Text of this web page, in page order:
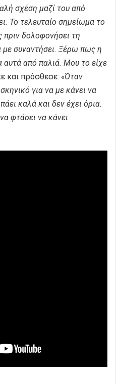
σχέση μαζί του από
Το τελευταίο σημείωμα το
πριν δολοφονήσει τη
με συναντήσει. Ξέρω πως η
αυτά από παλιά. Μου το είχε
και πρόσθεσε: «Όταν
για να με κάνει να
καλά και δεν έχει όρια.
φτάσει να κάνει